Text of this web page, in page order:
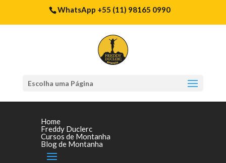
WhatsApp +55 (11) 98165 0990
Escolha uma Página
Home
Freddy Duclerc
Cursos de Montanha
Blog de Montanha